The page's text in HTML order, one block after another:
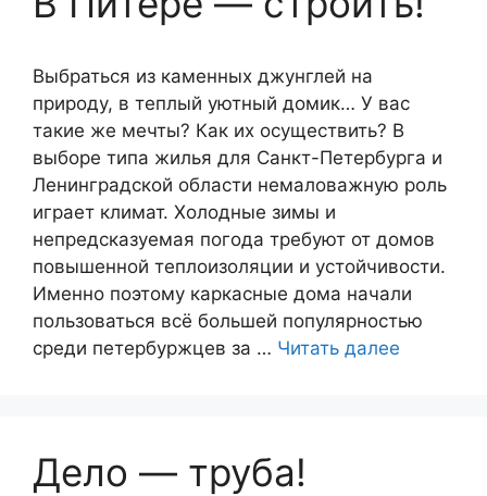
Выбраться из каменных джунглей на
природу, в теплый уютный домик… У вас
такие же мечты? Как их осуществить? В
выборе типа жилья для Санкт-Петербурга и
Ленинградской области немаловажную роль
играет климат. Холодные зимы и
непредсказуемая погода требуют от домов
повышенной теплоизоляции и устойчивости.
Именно поэтому каркасные дома начали
пользоваться всё большей популярностью
среди петербуржцев за … Читать далее
Дело — труба!